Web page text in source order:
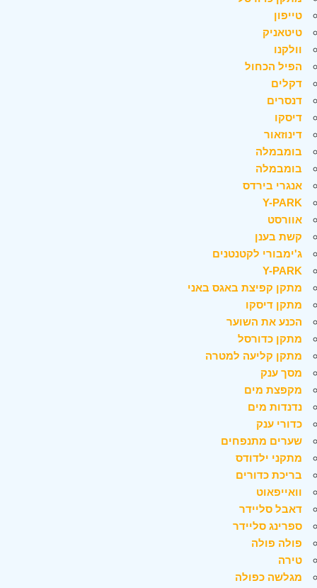
טייפון
טיטאניק
וולקנו
הפיל הכחול
דקלים
דנסרים
דיסקו
דינוזאור
בומבמלה
בומבמלה
אנגרי בירדס
Y-PARK
אוורסט
קשת בענן
ג'ימבורי לקטנטנים
Y-PARK
מתקן קפיצת באגס באני
מתקן דיסקו
הכנע את השוער
מתקן כדורסל
מתקן קליעה למטרה
מסך ענק
מקפצת מים
נדנדות מים
כדורי ענק
שערים מתנפחים
מתקני ילדודס
בריכת כדורים
וואייפאוט
דאבל סליידר
ספרינג סליידר
פולה פולה
טירה
מגלשה כפולה